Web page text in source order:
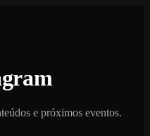
e próximos eventos.